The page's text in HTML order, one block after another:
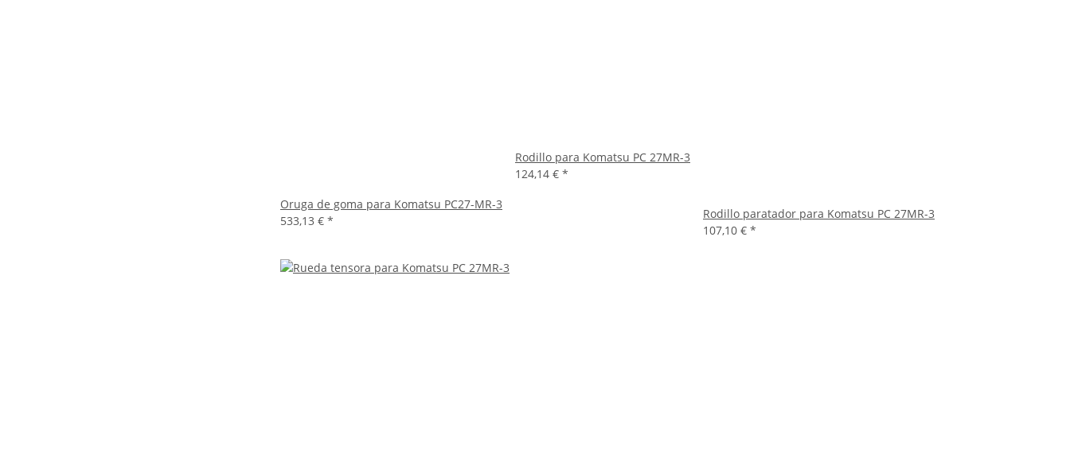
Oruga de goma para Komatsu PC27-MR-3
533,13 € *
Rodillo para Komatsu PC 27MR-3
124,14 € *
Rodillo paratador para Komatsu PC 27MR-3
107,10 € *